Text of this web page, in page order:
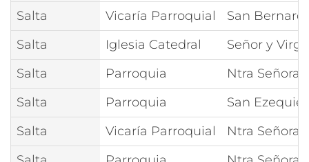
Salta
Vicaría Parroquial
San
Salta
Iglesia Catedral
Señor y
Salta
Parroquia
Ntra Señora
Salta
Parroquia
San
Salta
Vicaría Parroquial
Ntra Señora